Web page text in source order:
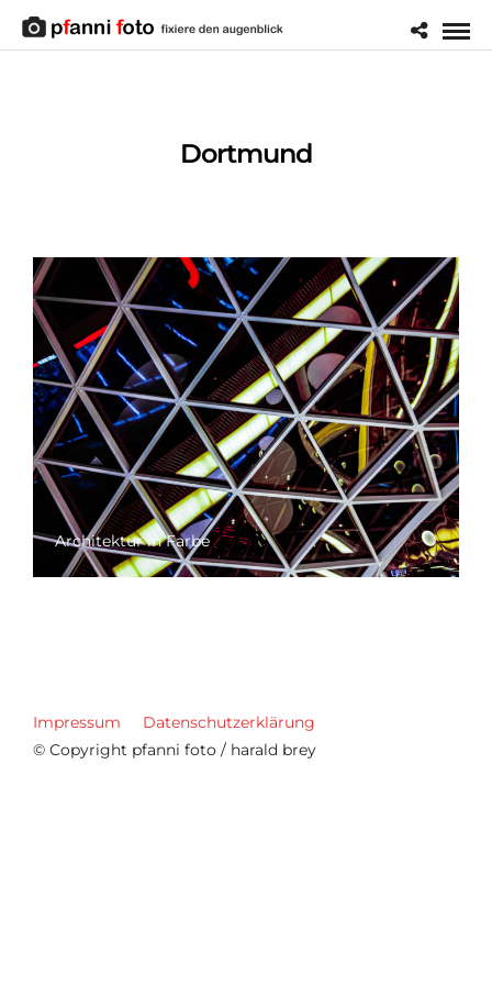
Dortmund
Architektur in Farbe
Impressum
Datenschutzerklärung
© Copyright pfanni foto / harald brey